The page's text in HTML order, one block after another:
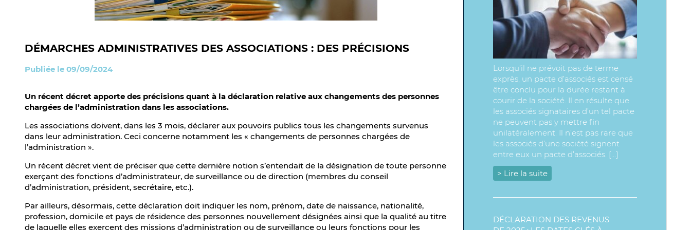
DÉMARCHES ADMINISTRATIVES DES ASSOCIATIONS : DES PRÉCISIONS
Publiée le 09/09/2024
Un récent décret apporte des précisions quant à la déclaration relative aux changements des personnes
chargées de l’administration dans les associations.
Les associations doivent, dans les 3 mois, déclarer aux pouvoirs publics tous les changements survenus
dans leur administration. Ceci concerne notamment les « changements de personnes chargées de
l’administration ».
Un récent décret vient de préciser que cette dernière notion s’entendait de la désignation de toute personne
exerçant des fonctions d’administrateur, de surveillance ou de direction (membres du conseil
d’administration, président, secrétaire, etc.).
Par ailleurs, désormais, cette déclaration doit indiquer les nom, prénom, date de naissance, nationalité,
profession, domicile et pays de résidence des personnes nouvellement désignées ainsi que la qualité au titre
de laquelle elles exercent des missions d’administration ou de surveillance ou leurs fonctions pour les
Lorsqu’il ne prévoit pas de terme
exprès, un pacte d’associés est censé
être conclu pour la durée restant à
courir de la société. Il en résulte que
les associés signataires d’un tel pacte
ne peuvent pas y mettre fin
unilatéralement. Il n’est pas rare que
les associés d’une société signent
entre eux un pacte d’associés. […]
> Lire la suite
DÉCLARATION DES REVENUS